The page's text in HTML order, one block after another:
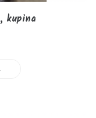
kupina